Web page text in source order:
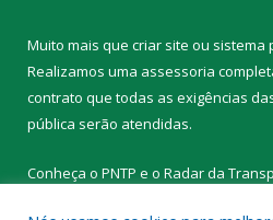
Muito mais que criar site ou sistema
Realizamos uma assessoria
contrato que todas as exigências
pública serão atendidas.
Conheça o PNTP e o Radar da